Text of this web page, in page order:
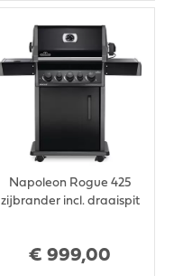
€ 999,00
Napoleon Rogue 425
zijbrander incl. draaispit